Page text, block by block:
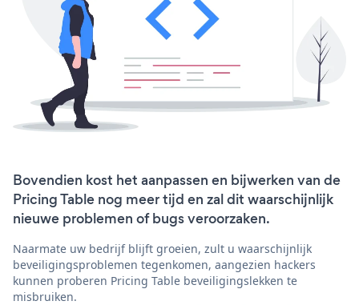
Bovendien kost het aanpassen en bijwerken van de
Pricing Table nog meer tijd en zal dit waarschijnlijk
nieuwe problemen of bugs veroorzaken.
Naarmate uw bedrijf blijft groeien, zult u waarschijnlijk
beveiligingsproblemen tegenkomen, aangezien hackers
kunnen proberen Pricing Table beveiligingslekken te
misbruiken.